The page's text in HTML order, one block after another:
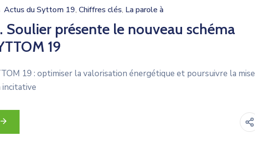
Actus du Syttom 19‚ Chiffres clés‚ La parole à
Soulier présente le nouveau schéma
19
19 : optimiser la valorisation énergétique et poursuivre la mise
incitative